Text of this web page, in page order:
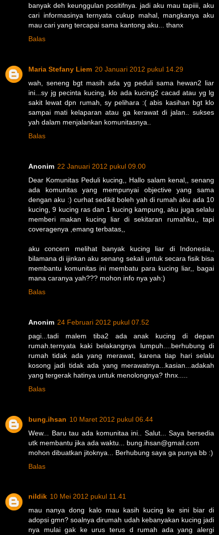
banyak deh keunggulan positifnya. jadi aku mau tapiiii, aku
cari informasinya ternyata cukup mahal, mangkanya aku
mau cari yang tercapai sama kantong aku... thanx
Balas
Maria Stefany Liem 20 Januari 2012 pukul 14.29
wah, seneng bgt masih ada yg peduli sama hewan2 liar
ini...sy jg pecinta kucing, klo ada kucing2 cacad atau yg lg
sakit lewat dpn rumah, sy pelihara :( abis kasihan bgt klo
sampai mati kelaparan atau ga kerawat di jalan.. sukses
yah dalam menjalankan komunitasnya..
Balas
Anonim 22 Januari 2012 pukul 09.00
Dear Komunitas Peduli kucing,, Hallo salam kenal,, senang
ada komunitas yang mempunyai objective yang sama
dengan aku :) curhat sedikit boleh yah di rumah aku ada 10
kucing, 9 kucing ras dan 1 kucing kampung, aku juga selalu
memberi makan kucing liar di sekitaran rumahku,, tapi
coveragenya ,emang terbatas,,
aku concern melihat banyak kucing liar di Indonesia,,
bilamana di ijinkan aku senang sekali untuk secara fisik bisa
membantu komunitas ini membatu para kucing liar,, bagai
mana caranya yah??? mohon info nya yah:)
Balas
Anonim 24 Februari 2012 pukul 07.52
pagi...tadi malem tiba2 ada anak kucing di depan
rumah.ternyata kaki belakangnya lumpuh....berhubung di
rumah tidak ada yang merawat, karena tiap hari selalu
kosong jadi tidak ada yang merawatnya...kasian...adakah
yang tergerak hatinya untuk menolongnya? thnx.....
Balas
bung.ihsan 10 Maret 2012 pukul 06.44
Wew... Baru tau ada komunitaa ini.. Salut... Saya bersedia
utk membantu jika ada waktu... bung.ihsan@gmail.com
mohon dibuatkan jitoknya... Berhubung saya ga punya bb :)
Balas
nildik 10 Mei 2012 pukul 11.41
mau nanya dong kalo mau kasih kucing ke sini biar di
adopsi gmn? soalnya dirumah udah kebanyakan kucing jadi
nya mulai gak ke urus terus d rumah ada yang alergi